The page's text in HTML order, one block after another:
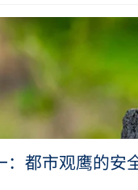
：都市观鹰的安